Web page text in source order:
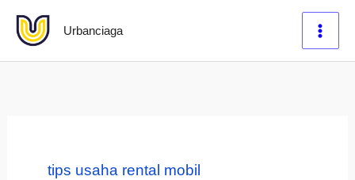
Lewati
konten
Urbanciaga
tips usaha rental mobil